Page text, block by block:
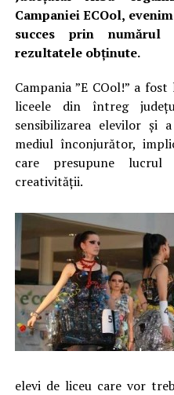
Campaniei ECOol,
succes prin
rezultatele obținute.
Campania ”E COol!” a
liceele din întreg
sensibilizarea elevilor și
mediul înconjurător,
care presupune
creativității.
elevi de liceu care vor